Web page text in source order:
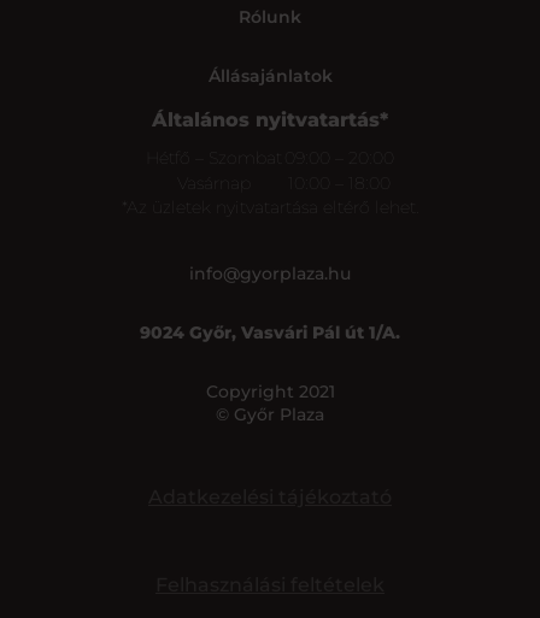
Rólunk
Állásajánlatok
Általános nyitvatartás*
*Az üzletek nyitvatartása eltérő lehet.
info@gyorplaza.hu
9024 Győr, Vasvári Pál út 1/A.
Copyright 2021
© Győr Plaza